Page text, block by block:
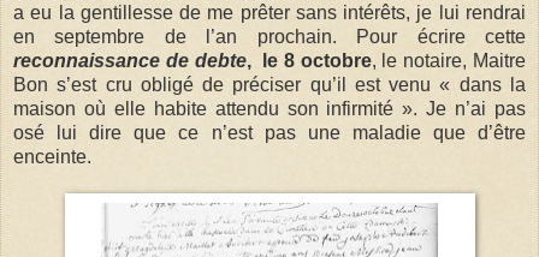
a eu la gentillesse de me prêter sans intérêts, je lui rendrai
en septembre de l’an prochain. Pour écrire cette
reconnaissance de debte, le 8 octobre, le notaire, Maitre
Bon s’est cru obligé de préciser qu’il est venu « dans la
maison où elle habite attendu son infirmité ». Je n’ai pas
osé lui dire que ce n’est pas une maladie que d’être
enceinte.